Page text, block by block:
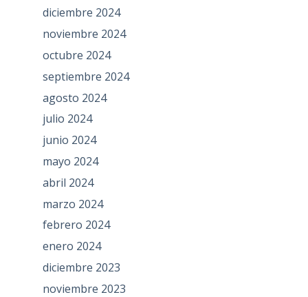
diciembre 2024
noviembre 2024
octubre 2024
septiembre 2024
agosto 2024
julio 2024
junio 2024
mayo 2024
abril 2024
marzo 2024
febrero 2024
enero 2024
diciembre 2023
noviembre 2023